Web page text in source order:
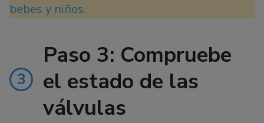
bebes y niños.
3
Paso 3: Compruebe
el estado de las
válvulas